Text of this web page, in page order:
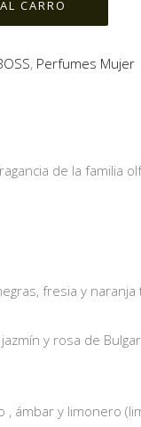
, Perfumes Mujer
de la familia
fresia y naranja
y rosa de
, ámbar y limonero